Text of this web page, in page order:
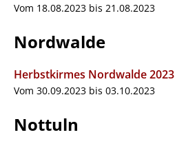
Vom 18.08.2023 bis 21.08.2023
Nordwalde
Herbstkirmes Nordwalde 2023
Vom 30.09.2023 bis 03.10.2023
Nottuln